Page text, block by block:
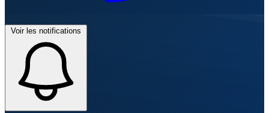
Voir les notifications